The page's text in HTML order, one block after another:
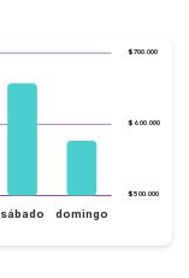
$500.000
$600.000
$700.000
sábado domingo